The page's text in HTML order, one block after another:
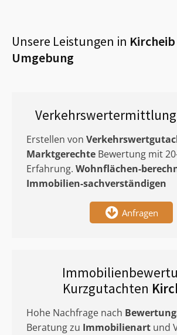
Unsere Leistungen in Kircheib
Umgebung
Verkehrswertermittlung
Erstellen von
Marktgerechte Bewertung mit
Erfahrung. Wohnflächen-
Immobilien-sachverständigen
Anfragen
Kurzgutachten
Hohe Nachfrage nach
Beratung zu Immobilienart und